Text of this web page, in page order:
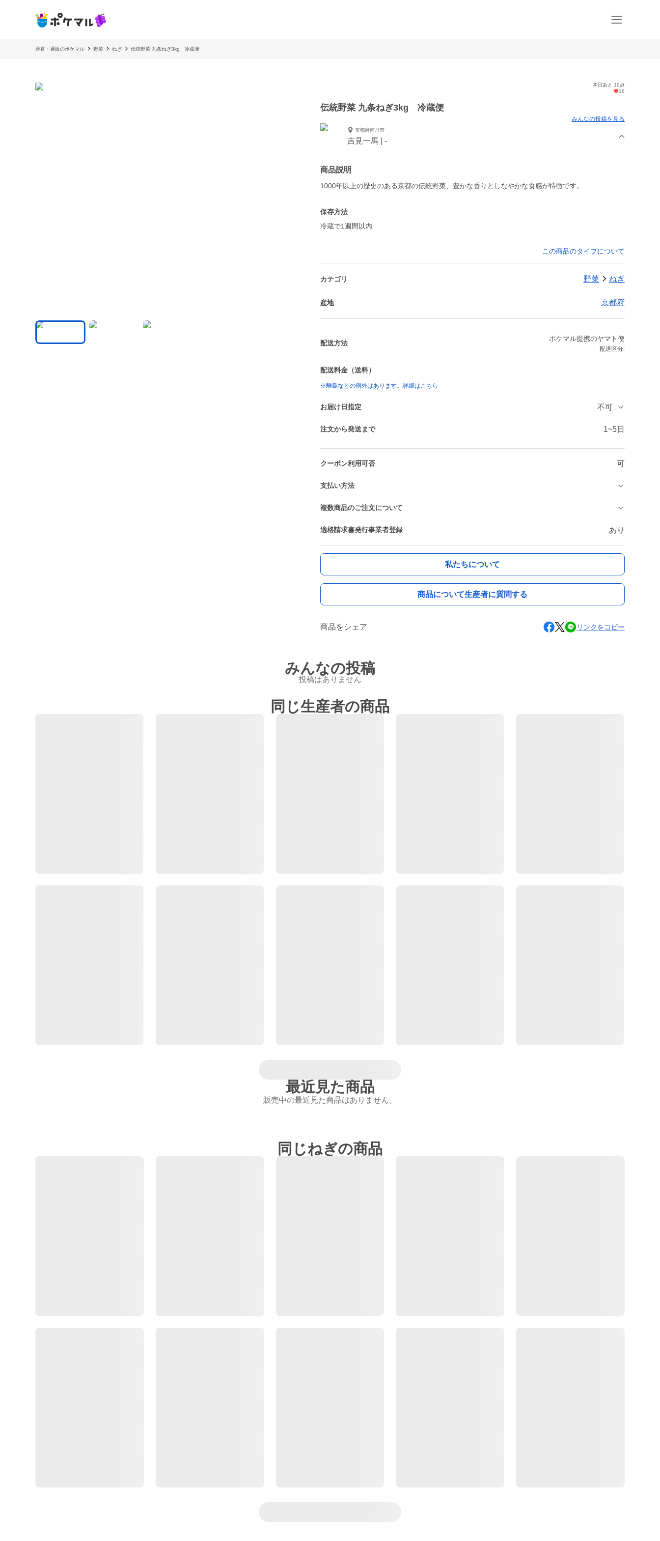
産直・通販のポケマル 野菜 ねぎ 伝統野菜 九条ねぎ3kg 冷蔵便
本日あと 10点
16
伝統野菜 九条ねぎ3kg 冷蔵便
みんなの投稿を見る
京都府南丹市
吉見一馬 | -
商品説明
保存方法
冷蔵で1週間以内
この商品のタイプについて
カテゴリ 野菜 ねぎ
産地 京都府
配送方法
ポケマル提携のヤマト便
配送区分:
配送料金（送料）
※離島などの例外はあります。詳細はこちら
お届け日指定 不可
注文から発送まで 1~5日
クーポン利用可否 可
支払い方法
複数商品のご注文について
適格請求書発行事業者登録 あり
私たちについて
商品について生産者に質問する
商品をシェア リンクをコピー
みんなの投稿
投稿はありません
同じ生産者の商品
最近見た商品
販売中の最近見た商品はありません。
同じねぎの商品